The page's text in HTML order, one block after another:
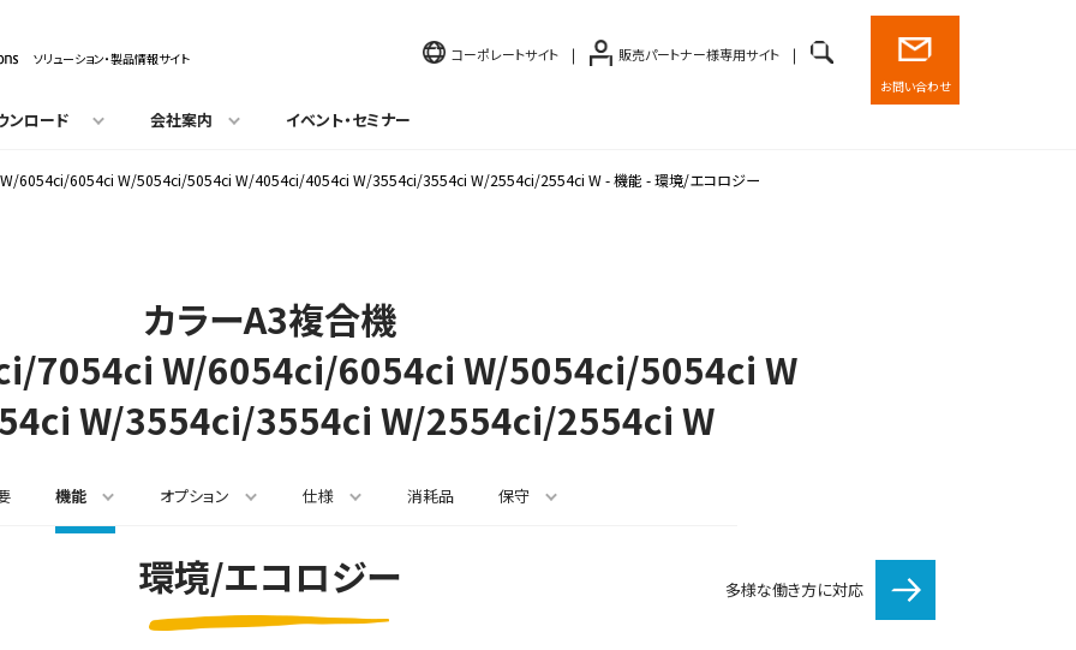
ソリューション・製品情報サイト コーポレートサイト 販売パートナー様専用サイト
お問い合わせ
ンロード 会社案内 イベント・セミナー
6054ci/6054ci W/5054ci/5054ci W/4054ci/4054ci W/3554ci/3554ci W/2554ci/2554ci W - 機能 - 環境/エコロジー
カラーA3複合機
7054ci W/6054ci/6054ci W/5054ci/5054ci W
W/3554ci/3554ci W/2554ci/2554ci W
機能 オプション 仕様 消耗品 保守
環境/エコロジー 多様な働き方に対応